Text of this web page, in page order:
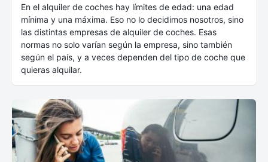
En el alquiler de coches hay límites de edad: una edad
mínima y una máxima. Eso no lo decidimos nosotros, sino
las distintas empresas de alquiler de coches. Esas
normas no solo varían según la empresa, sino también
según el país, y a veces dependen del tipo de coche que
quieras alquilar.